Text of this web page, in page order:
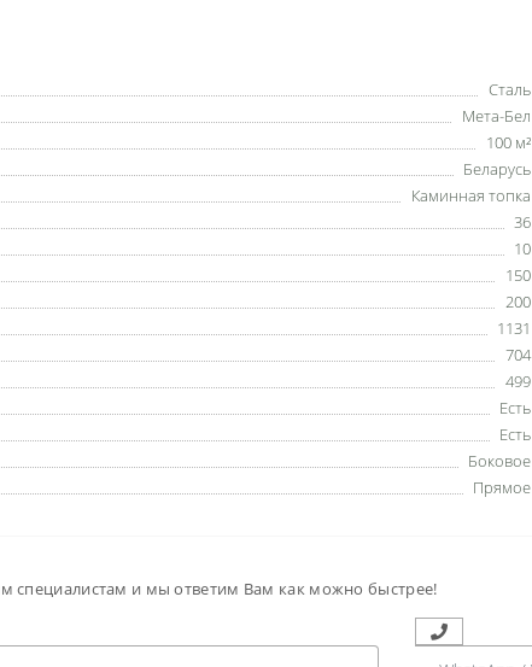
Сталь
Мета-Бел
100 м²
Беларусь
Каминная топка
36
10
150
200
1131
704
499
Есть
Есть
Боковое
Прямое
специалистам и мы ответим Вам как можно быстрее!